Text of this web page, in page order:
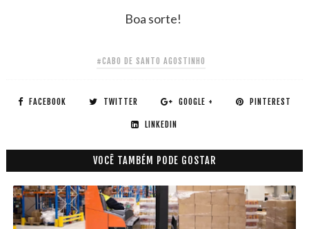
Boa sorte!
#CABO DE SANTO AGOSTINHO
FACEBOOK TWITTER GOOGLE + PINTEREST
LINKEDIN
VOCÊ TAMBÉM PODE GOSTAR